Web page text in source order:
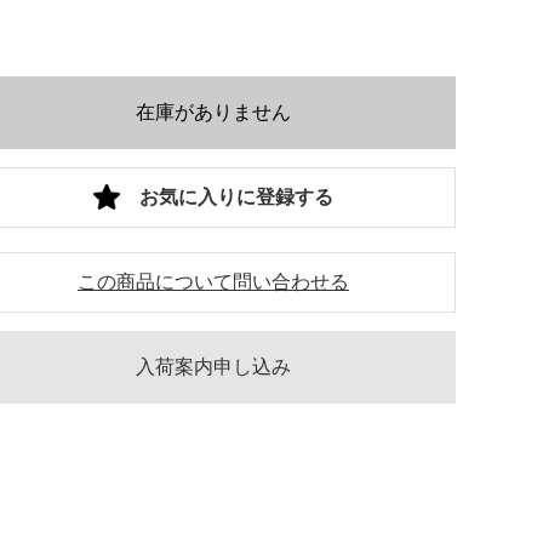
在庫がありません
入荷案内申し込み
この商品について問い合わせる
お気に入りに登録する